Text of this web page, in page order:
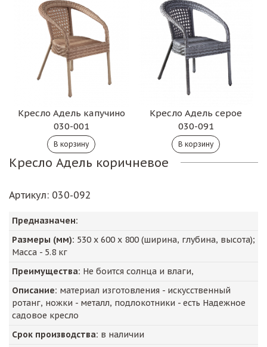
Кресло Адель капучино
030-001
Кресло Адель серое
030-091
Кресло Адель коричневое
Артикул: 030-092
Предназначен:
Размеры (мм): 530 х 600 х 800 (ширина, глубина, высота);
Масса - 5.8 кг
Преимущества: Не боится солнца и влаги,
Описание: материал изготовления - искусственный
ротанг, ножки - металл, подлокотники - есть Надежное
садовое кресло
Срок производства: в наличии